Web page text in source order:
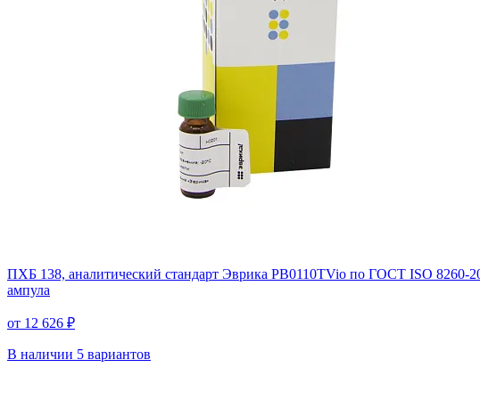
ПХБ 138, аналитический стандарт Эврика PB0110TVio по ГОСТ ISO
ампула
от 12 626 ₽
В наличии 5 вариантов